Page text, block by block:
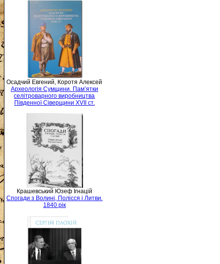
Осадчий Евгений, Коротя Алексей
Археологія Сумщини. Пам’ятки
селітроварного виробництва
Південної Сіверщини XVII ст.
Крашевський Юзеф Ігнацій
Спогади з Волині, Полісся і Литви.
1840 рік